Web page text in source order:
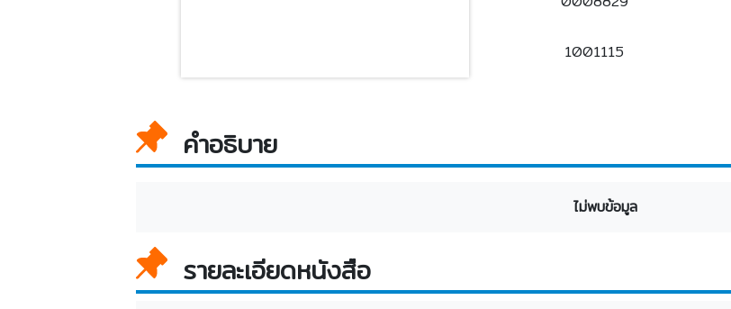
1001115
คำอธิบาย
ไม่พบข้อมูล
รายละเอียดหนังสือ